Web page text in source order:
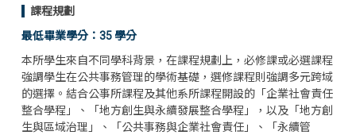
課程規劃
最低畢業學分：35 學分
本所學生來自不同學科背景，在課程規劃上，必修課或必選課程
強調學生在公共事務管理的學術基礎，選修課程則強調多元跨域
的選擇。結合公事所課程及其他系所課程開設的「企業社會責任
整合學程」、「地方創生與永續發展整合學程」，以及「地方創
生與區域治理」、「公共事務與企業社會責任」、「永續管